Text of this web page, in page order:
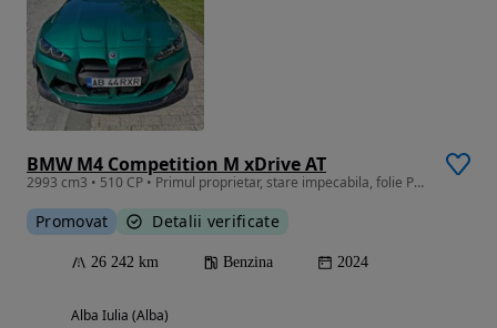
BMW M4 Competition M xDrive AT
2993 cm3 • 510 CP • Primul proprietar, stare impecabila, folie PPF premium.
Promovat Detalii verificate
26 242 km Benzina 2024
Alba Iulia (Alba)